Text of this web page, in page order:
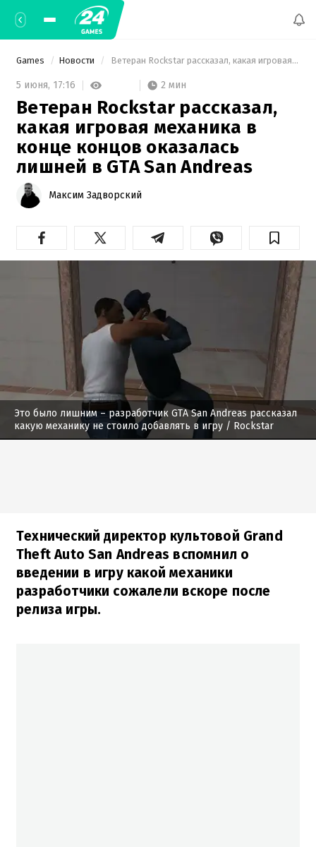
Games Новости Ветеран Rockstar рассказал, какая игровая механика в конце концов оказалась лишней в GTA San Andreas
5 июня, 17:16 2 мин
Ветеран Rockstar рассказал,
какая игровая механика в
конце концов оказалась
лишней в GTA San Andreas
Максим Задворский
Это было лишним – разработчик GTA San Andreas рассказал
какую механику не стоило добавлять в игру / Rockstar
Технический директор культовой Grand
Theft Auto San Andreas вспомнил о
введении в игру какой механики
разработчики сожалели вскоре после
релиза игры.